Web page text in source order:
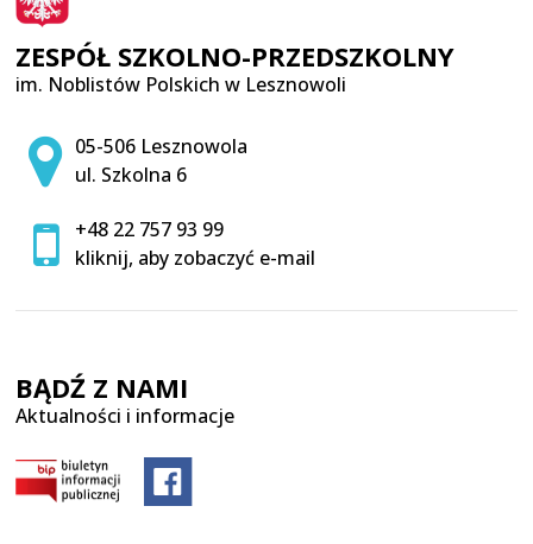
ZESPÓŁ SZKOLNO-PRZEDSZKOLNY
im. Noblistów Polskich w Lesznowoli
Adres pocztowy:
05-506 Lesznowola
ul. Szkolna 6
+48 22 757 93 99
kliknij, aby zobaczyć e-mail
BĄDŹ Z NAMI
Aktualności i informacje